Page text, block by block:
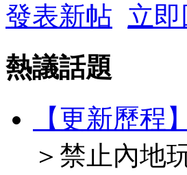
發表新帖 立即
熱議話題
【更新歷程】
＞禁止內地